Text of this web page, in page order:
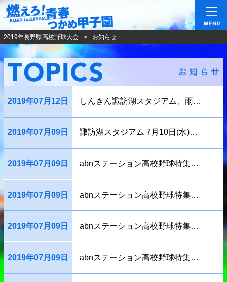
燃えろ!青春 つかめ
2019年長野県高校野球大会 お知らせ
2019年07月12日 しんきん諏訪湖スタジアム、雨のため試合開始が遅れています。
2019年07月09日 諏訪湖スタジアム 7月10日(水)の予定
2019年07月09日 abnステーション高校野球特集「出場校見所」
2019年07月09日 abnステーション高校野球特集「部員不足・丸刈り禁止」
2019年07月09日 abnステーション高校野球特集「女子マネージャー」
2019年07月09日 abnステーション高校野球特集「長野高専、唯一の女子選手」